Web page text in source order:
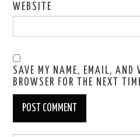
WEBSITE
SAVE MY NAME, EMAIL, AND
BROWSER FOR THE NEXT